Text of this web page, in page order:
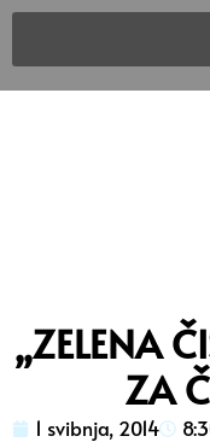
„ZELENA
ZA
1 svibnja, 2014